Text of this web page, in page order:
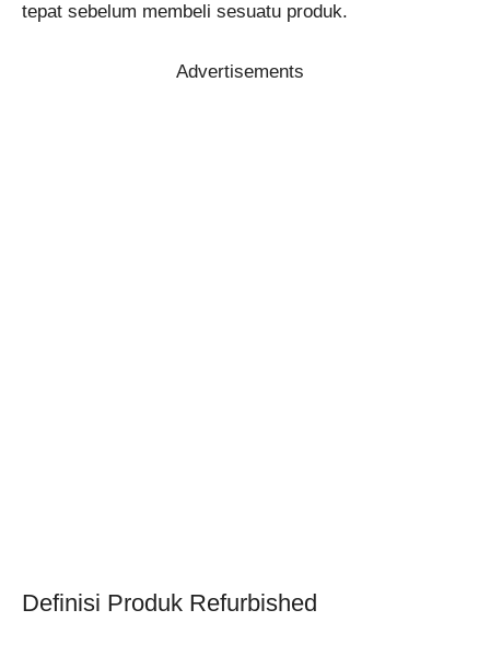
tepat sebelum membeli sesuatu produk.
Advertisements
Definisi Produk Refurbished